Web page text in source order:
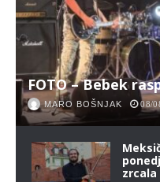
FOTO – Bebek
MARO BOŠNJAK 08/
zrcala